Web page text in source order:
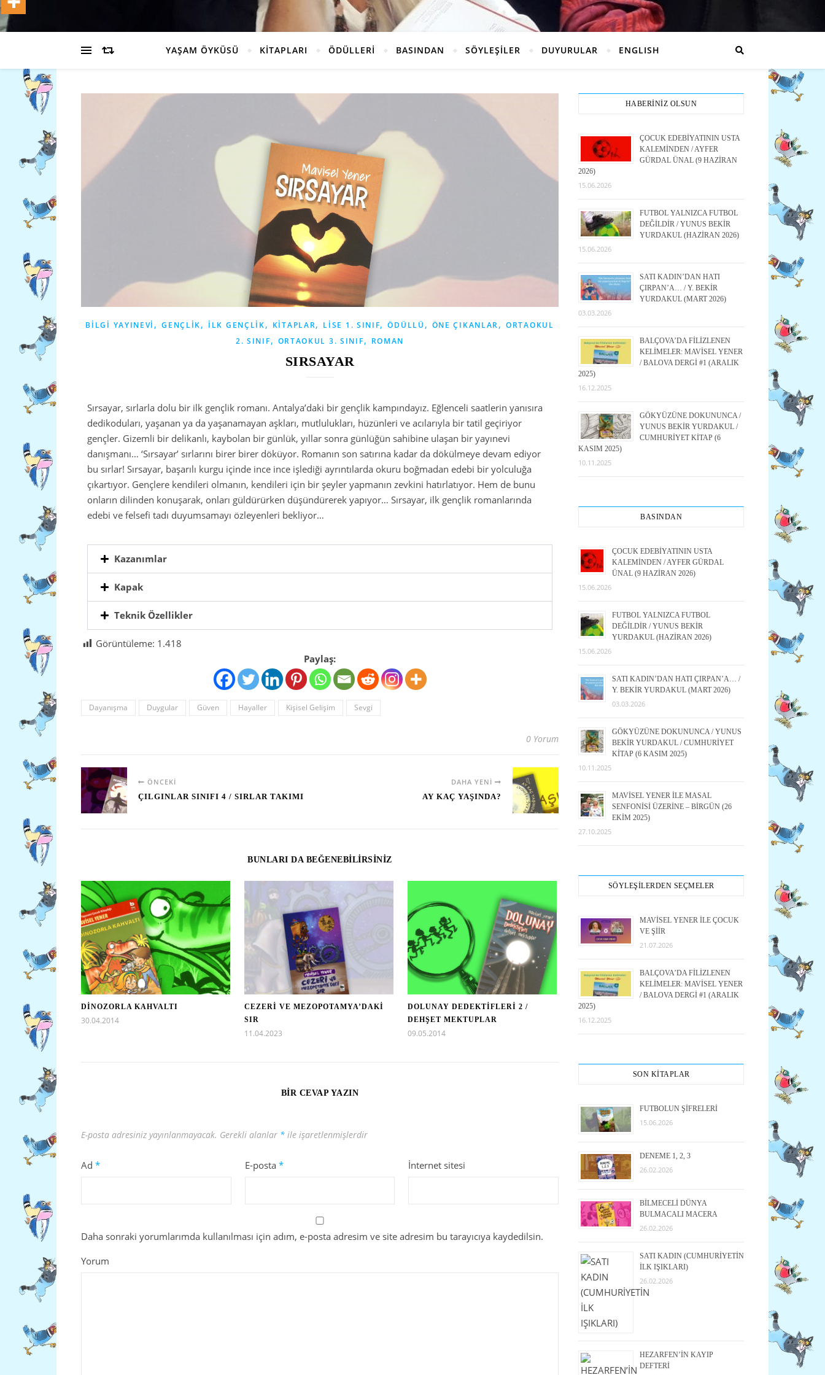
YAŞAM ÖYKÜSÜ KİTAPLARI ÖDÜLLERİ BASINDAN SÖYLEŞİLER DUYURULAR ENGLISH
BILGI YAYINEVI ,GENÇLIK, İLK GENÇLIK, KITAPLAR, LISE 1. SINIF,ÖDÜLLÜ , ÖNE ÇIKANLAR,ORTAOKUL
2. SINIF, ORTAOKUL 3. SINIF, ROMAN
SIRSAYAR
Sırsayar, sırlarla dolu bir ilk gençlik romanı. Antalya’daki bir gençlik kampındayız. Eğlenceli saatlerin yanısıra
dedikoduları, yaşanan ya da yaşanamayan aşkları, mutlulukları, hüzünleri ve acılarıyla bir tatil geçiriyor
gençler. Gizemli bir delikanlı, kaybolan bir günlük, yıllar sonra günlüğün sahibine ulaşan bir yayınevi
danışmanı… ‘Sırsayar’ sırlarını birer birer döküyor. Romanın son satırına kadar da dökülmeye devam ediyor
bu sırlar! Sırsayar, başarılı kurgu içinde ince ince işlediği ayrıntılarda okuru boğmadan edebi bir yolculuğa
çıkartıyor. Gençlere kendileri olmanın, kendileri için bir şeyler yapmanın zevkini hatırlatıyor. Hem de bunu
onların dilinden konuşarak, onları güldürürken düşündürerek yapıyor… Sırsayar, ilk gençlik romanlarında
edebi ve felsefi tadı duyumsamayı özleyenleri bekliyor…
Kazanımlar
Kapak
Teknik Özellikler
Görüntüleme: 1.418
Paylaş:
Dayanışma Duygular Güven Hayaller Kişisel Gelişim Sevgi
0 Yorum
ÖNCEKI
ÇILGINLAR SINIFI 4 / SIRLAR TAKIMI
DAHA YENI
AY KAÇ YAŞINDA?
BUNLARI DA BEĞENEBILIRSINIZ
DİNOZORLA KAHVALTI
30.04.2014
CEZERİ VE MEZOPOTAMYA’DAKİ
SIR
11.04.2023
DOLUNAY DEDEKTİFLERİ 2 /
DEHŞET MEKTUPLAR
09.05.2014
BIR CEVAP YAZIN
E-posta adresiniz yayınlanmayacak. Gerekli alanlar * ile işaretlenmişlerdir
Ad * E-posta * İnternet sitesi
Daha sonraki yorumlarımda kullanılması için adım, e-posta adresim ve site adresim bu tarayıcıya kaydedilsin.
Yorum
HABERİNİZ OLSUN
ÇOCUK EDEBİYATININ USTA
KALEMİNDEN / AYFER
GÜRDAL ÜNAL (9 HAZİRAN
2026)
15.06.2026
FUTBOL YALNIZCA FUTBOL
DEĞİLDİR / YUNUS BEKİR
YURDAKUL (HAZİRAN 2026)
15.06.2026
SATI KADIN’DAN HATI
ÇIRPAN’A… / Y. BEKİR
YURDAKUL (MART 2026)
03.03.2026
BALÇOVA’DA FİLİZLENEN
KELİMELER: MAVİSEL YENER
/ BALOVA DERGİ #1 (ARALIK
2025)
16.12.2025
GÖKYÜZÜNE DOKUNUNCA /
YUNUS BEKİR YURDAKUL /
CUMHURİYET KİTAP (6
KASIM 2025)
10.11.2025
BASINDAN
ÇOCUK EDEBİYATININ USTA
KALEMİNDEN / AYFER GÜRDAL
ÜNAL (9 HAZİRAN 2026)
15.06.2026
FUTBOL YALNIZCA FUTBOL
DEĞİLDİR / YUNUS BEKİR
YURDAKUL (HAZİRAN 2026)
15.06.2026
SATI KADIN’DAN HATI ÇIRPAN’A… /
Y. BEKİR YURDAKUL (MART 2026)
03.03.2026
GÖKYÜZÜNE DOKUNUNCA / YUNUS
BEKİR YURDAKUL / CUMHURİYET
KİTAP (6 KASIM 2025)
10.11.2025
MAVİSEL YENER İLE MASAL
SENFONİSİ ÜZERİNE – BİRGÜN (26
EKİM 2025)
27.10.2025
SÖYLEŞİLERDEN SEÇMELER
MAVİSEL YENER İLE ÇOCUK
VE ŞİİR
21.07.2026
BALÇOVA’DA FİLİZLENEN
KELİMELER: MAVİSEL YENER
/ BALOVA DERGİ #1 (ARALIK
2025)
16.12.2025
SON KİTAPLAR
FUTBOLUN ŞİFRELERİ
15.06.2026
DENEME 1, 2, 3
26.02.2026
BİLMECELİ DÜNYA
BULMACALI MACERA
26.02.2026
SATI KADIN (CUMHURİYETİN
İLK IŞIKLARI)
26.02.2026
HEZARFEN’İN KAYIP
DEFTERİ